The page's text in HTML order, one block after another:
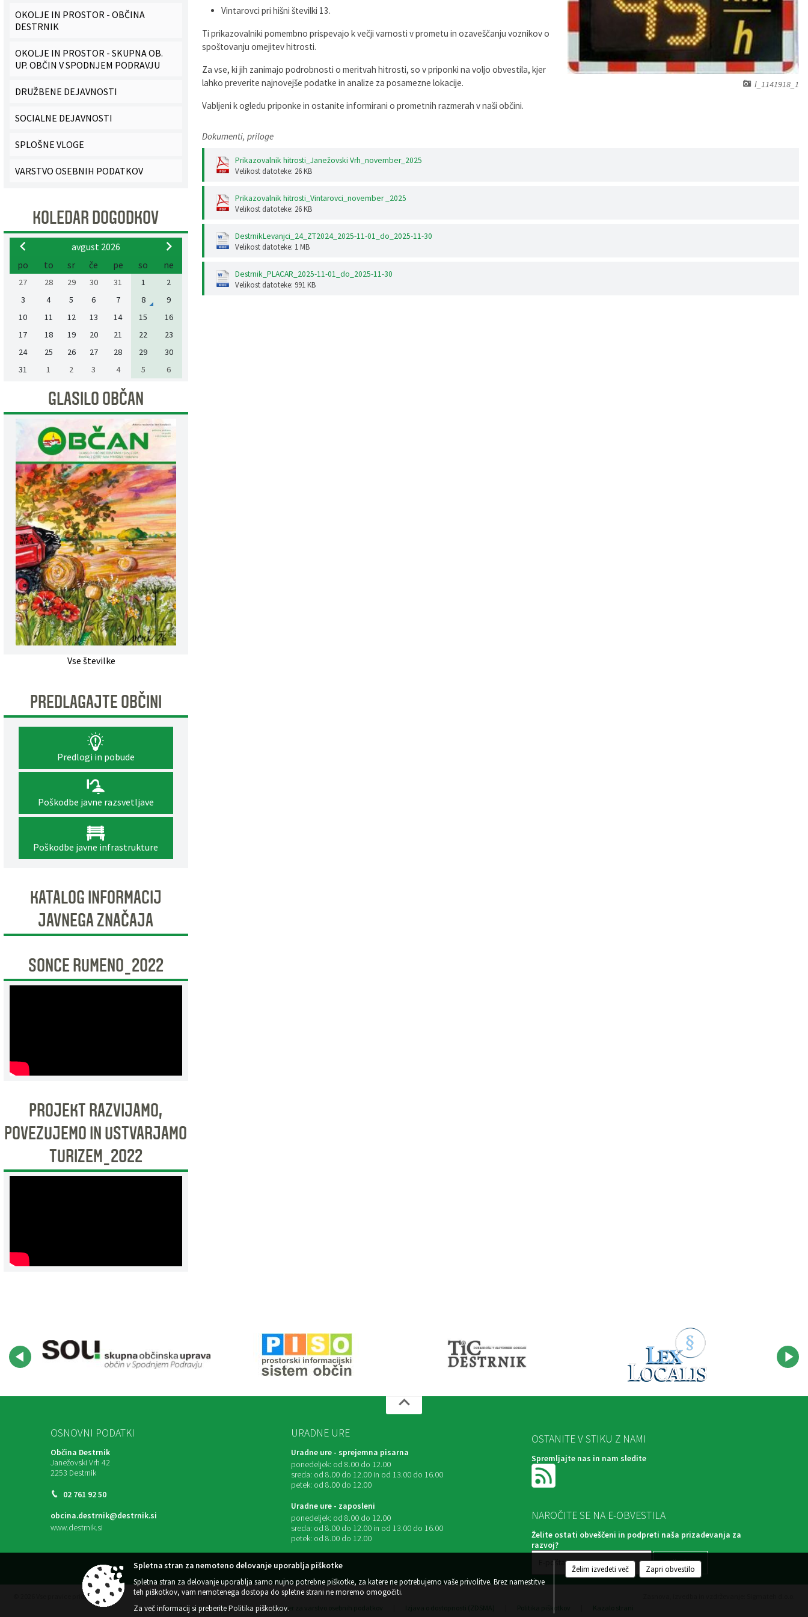
l_1141918_1
Vintarovci pri hišni številki 13.
Ti prikazovalniki pomembno prispevajo k večji varnosti v prometu in ozaveščanju voznikov o
spoštovanju omejitev hitrosti.
Za vse, ki jih zanimajo podrobnosti o meritvah hitrosti, so v priponki na voljo obvestila, kjer
lahko preverite najnovejše podatke in analize za posamezne lokacije.
Vabljeni k ogledu priponke in ostanite informirani o prometnih razmerah v naši občini.
Dokumenti, priloge
Prikazovalnik hitrosti_Janežovski Vrh_november_2025
Velikost datoteke: 26 KB
Prikazovalnik hitrosti_Vintarovci_november _2025
Velikost datoteke: 26 KB
DestrnikLevanjci_24_ZT2024_2025-11-01_do_2025-11-30
Velikost datoteke: 1 MB
Destrnik_PLACAR_2025-11-01_do_2025-11-30
Velikost datoteke: 991 KB
OKOLJE IN PROSTOR - OBČINA
DESTRNIK
OKOLJE IN PROSTOR - SKUPNA OB.
UP. OBČIN V SPODNJEM PODRAVJU
DRUŽBENE DEJAVNOSTI
SOCIALNE DEJAVNOSTI
SPLOŠNE VLOGE
VARSTVO OSEBNIH PODATKOV
KOLEDAR DOGODKOV
avgust 2026
po
to sr če pe so ne
27 28 29 30 31 1
2
3
4 5 6 7 8
9
10
11 12 13 14 15
16
17
18 19 20 21 22
23
24
25 26 27 28 29
30
31
1 2 3 4 5 6
GLASILO OBČAN
Vse številke
PREDLAGAJTE OBČINI
Predlogi in pobude
Poškodbe javne razsvetljave
Poškodbe javne infrastrukture
KATALOG INFORMACIJ
JAVNEGA ZNAČAJA
SONCE RUMENO_2022
PROJEKT RAZVIJAMO,
POVEZUJEMO IN USTVARJAMO
TURIZEM_2022
OSNOVNI PODATKI
Občina Destrnik
Janežovski Vrh 42
2253 Destrnik
02 761 92 50
obcina.destrnik@destrnik.si
www.destrnik.si
URADNE URE
Uradne ure - sprejemna pisarna
ponedeljek: od 8.00 do 12.00
sreda: od 8.00 do 12.00 in od 13.00 do 16.00
petek: od 8.00 do 12.00
Uradne ure - zaposleni
ponedeljek: od 8.00 do 12.00
sreda: od 8.00 do 12.00 in od 13.00 do 16.00
petek: od 8.00 do 12.00
OSTANITE V STIKU Z NAMI
Spremljajte nas in nam sledite
NAROČITE SE NA E-OBVESTILA
Želite ostati obveščeni in podpreti naša prizadevanja za
razvoj?
© 2026 Vse pravice pridržane
Splošni pogoji spletne strani
| Center za varstvo osebnih podatkov
Spletna stran za nemoteno delovanje uporablja piškotke
Spletna stran za delovanje uporablja samo nujno potrebne piškotke, za katere ne potrebujemo vaše privolitve. Brez namestitve
teh piškotkov, vam nemotenega dostopa do spletne strani ne moremo omogočiti.
Za več informacij si preberitePolitika piškotkov.
Želim izvedeti več Zapri obvestilo
Pobratene občine
Glasilo Občan
Lokalna ponudba